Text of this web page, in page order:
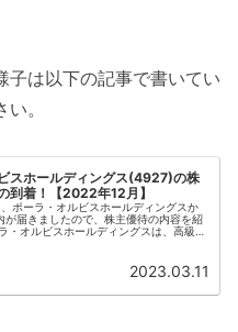
子は以下の記事で書いてい
。
スホールディングス(4927)の株
到着！【2022年12月】
ポーラ・オルビスホールディングスか
が届きましたので、株主優待の内容を紹
・オルビスホールディングスは、高級品
2023.03.11